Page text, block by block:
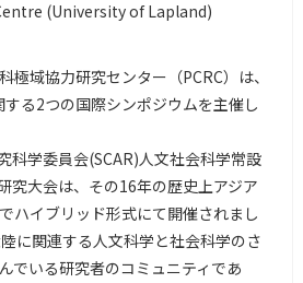
(University of Lapland)
極域協力研究センター（PCRC）は、
る2つの国際シンポジウムを主催し
科学委員会(SCAR)人文社会科学常設
究大会は、その16年の歴史上アジア
ハイブリッド形式にて開催されまし
に関連する人文科学と社会科学のさ
でいる研究者のコミュニティであ